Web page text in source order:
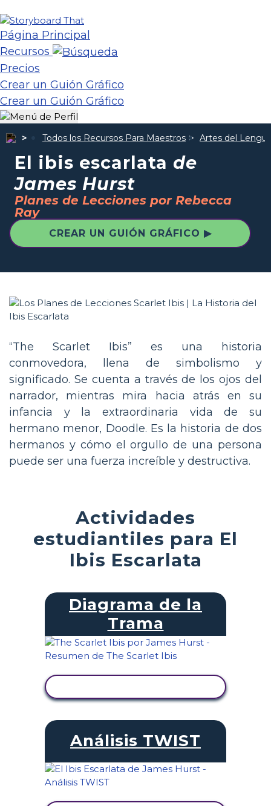
Página Principal
Recursos
Precios
Crear un Guión Gráfico
Crear un Guión Gráfico
Todos los Recursos Para Maestros Artes del
El ibis escarlata de
James Hurst
Planes de Lecciones por Rebecca
Ray
CREAR UN GUIÓN GRÁFICO ▶
“The Scarlet Ibis” es una historia
conmovedora, llena de simbolismo y
significado. Se cuenta a través de los ojos del
narrador, mientras mira hacia atrás en su
infancia y la extraordinaria vida de su
hermano menor, Doodle. Es la historia de dos
hermanos y cómo el orgullo de una persona
puede ser una fuerza increíble y destructiva.
Actividades
estudiantiles para El
Ibis Escarlata
Diagrama de la
Trama
Análisis TWIST